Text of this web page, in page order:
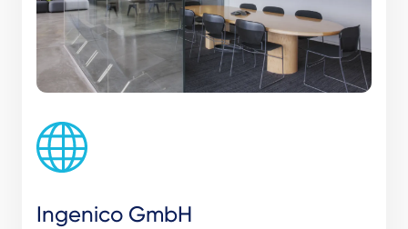
Ingenico GmbH